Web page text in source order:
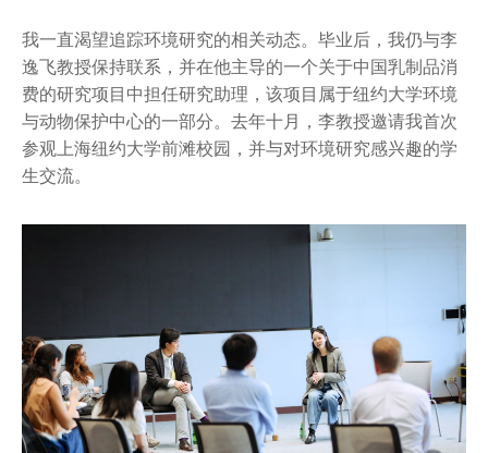
我一直渴望追踪环境研究的相关动态。毕业后，我仍与李
逸飞教授保持联系，并在他主导的一个关于中国乳制品消
费的研究项目中担任研究助理，该项目属于纽约大学环境
与动物保护中心的一部分。去年十月，李教授邀请我首次
参观上海纽约大学前滩校园，并与对环境研究感兴趣的学
生交流。